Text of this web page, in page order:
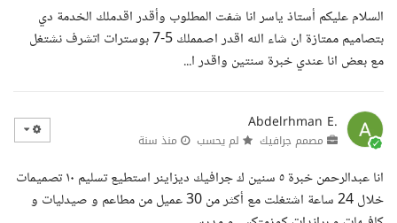
السلام عليكم أستاذ ياسر انا شفت المطلوب وأقدر اقدملك الخدمة دي
بتصاميم ممتازة ان شاء الله اقدر اصمملك 5-7 بوسترات اتشرف نشتغل
مع بعض انا عندي خبرة سنتين واقدر ا...
Abdelrhman E.
مصمم جرافيك لم يحسب منذ سنة
انا عبدالرحمن خبرة ٥ سنين ك جرافيك ديزاينر استطيع تسليم ١٠ تصميمات
خلال 24 ساعة اشتغلت مع أكثر من 30 عميل من مطاعم و صيدليات و